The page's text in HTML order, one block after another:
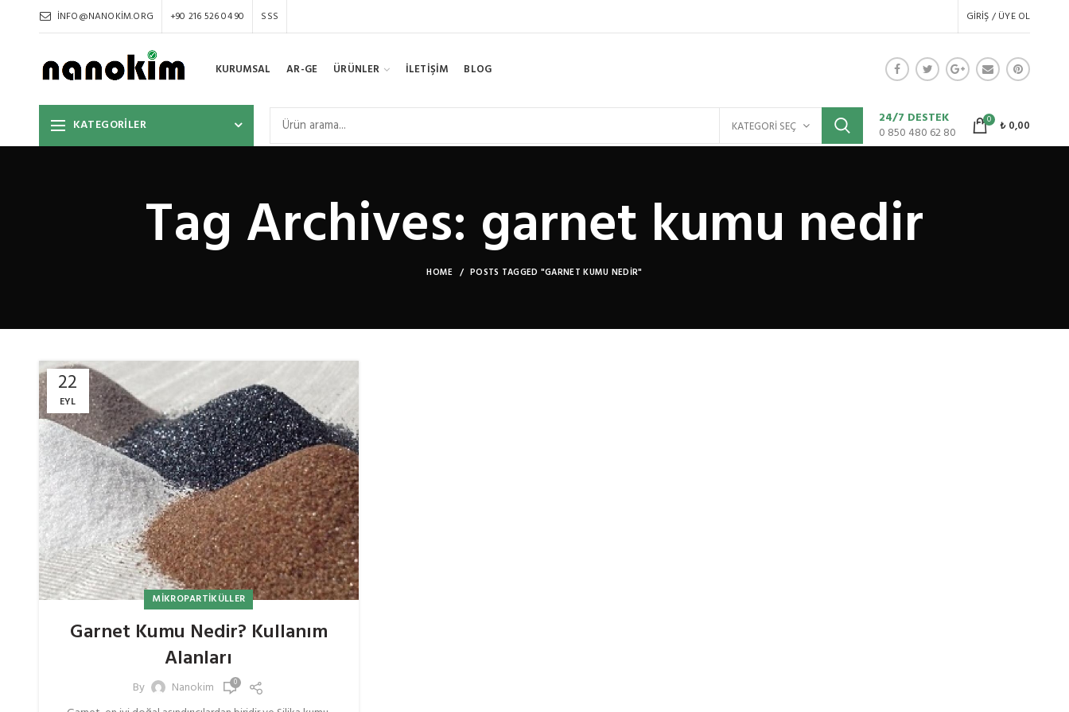
INFO@NANOKIM.ORG +90 216 526 04 90 SSS GIRIŞ / ÜYE OL
KURUMSAL AR-GE ÜRÜNLER İLETİŞİM BLOG
KATEGORİLER KATEGORI SEÇ
24/7 DESTEK
0 850 480 62 80
0 ₺0,00
Tag Archives: garnet kumu nedir
HOME POSTS TAGGED "GARNET KUMU NEDIR"
22
EYL
MIKROPARTIKÜLLER
Garnet Kumu Nedir? Kullanım
Alanları
By Nanokim 0